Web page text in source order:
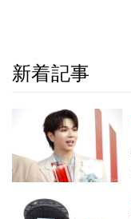
新着記事